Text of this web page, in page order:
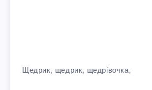
Щедрик, щедрик, щедрівочка,